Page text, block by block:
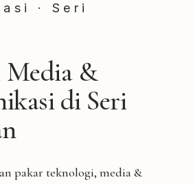
· Seri
Media &
di Seri
pakar teknologi, media &